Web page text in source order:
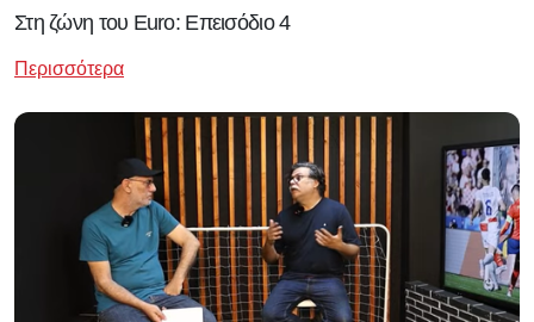
Στη ζώνη του Euro: Επεισόδιο 4
Περισσότερα